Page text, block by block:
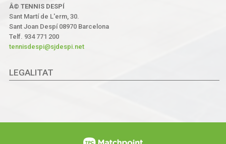
Â© TENNIS DESPÍ
Sant Martí de L'erm, 30.
Sant Joan Despí 08970 Barcelona
Telf. 934 771 200
tennisdespi@sjdespi.net
LEGALITAT